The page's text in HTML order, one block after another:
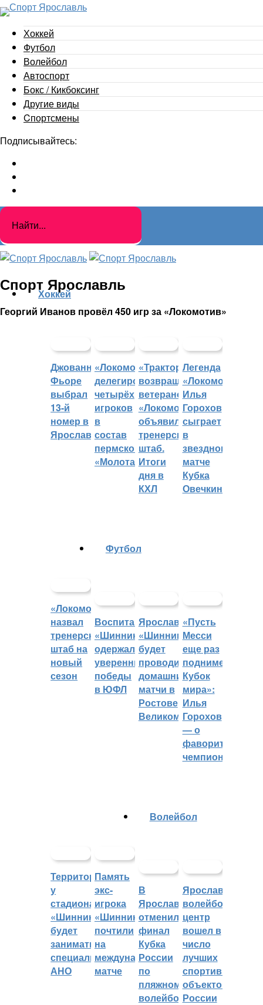
Хоккей
Футбол
Волейбол
Автоспорт
Бокс / Кикбоксинг
Другие виды
Cпортсмены
Подписывайтесь:
Спорт Ярославль
Георгий Иванов провёл 450 игр за «Локомотив»
Хоккей
Джованни
Фьоре
выбрал
13-й
номер в
Ярославле
«Локомотив»
делегировал
четырёх
игроков
в
состав
пермского
«Молота»
«Трактор»
возвращает
ветеранов,
«Локомотив»
объявил
тренерский
штаб.
Итоги
дня в
КХЛ
Легенда
«Локомотива»
Илья
Горохов
сыграет
в
звездном
матче
Кубка
Овечкина
«Локомотив»
назвал
тренерский
штаб на
новый
сезон
Футбол
Воспитанники
«Шинника»
одержали
уверенные
победы
в ЮФЛ
Ярославский
«Шинник»
будет
проводить
домашние
матчи в
Ростове
Великом
«Пусть
Месси
еще раз
поднимет
Кубок
мира»:
Илья
Горохов
— о
фаворитах
чемпионата
Территорией
у
стадиона
«Шинник»
будет
заниматься
специальное
АНО
Память
экс-
игрока
«Шинника»
почтили
на
международном
матче
Волейбол
В
Ярославле
отменили
финал
Кубка
России
по
пляжному
волейболу
Ярославский
волейбольный
центр
вошел в
число
лучших
спортивных
объектов
России